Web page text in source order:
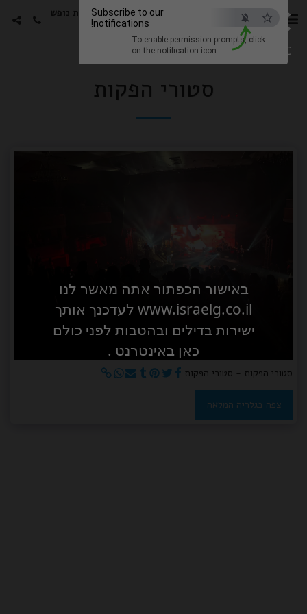
×
ESC
באישור הכפתור אתה מאשר לנו
www.israelg.co.il לעדכנך אותך
ישירות בדילים ובהטבות לפני כולם
כאן באינטרנט .
Subscribe to our
notifications!
To enable permission prompts, click
on the notification icon
סטורי הפקות -גימלאים חבילות נופש
עם האמנים האהובים
סטורי הפקות
סטורי הפקות - סטורי הפקות
צפה בגלריה המלאה